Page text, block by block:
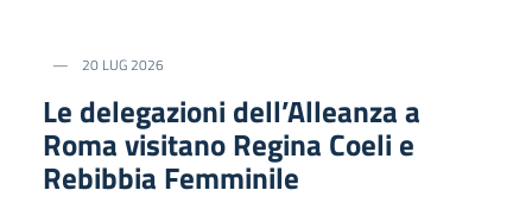
20 LUG 2026
Le delegazioni dell’Alleanza a
Roma visitano Regina Coeli e
Rebibbia Femminile